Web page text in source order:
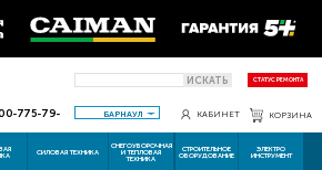
ИСКАТЬ СТАТУС РЕМОНТА
775-79-
БАРНАУЛ КАБИНЕТ КОРЗИНА
СИЛОВАЯ ТЕХНИКА
СНЕГОУБОРОЧНАЯ
И ТЕПЛОВАЯ
ТЕХНИКА
СТРОИТЕЛЬНОЕ
ОБОРУДОВАНИЕ
ЭЛЕКТРО
ИНСТРУМЕНТ